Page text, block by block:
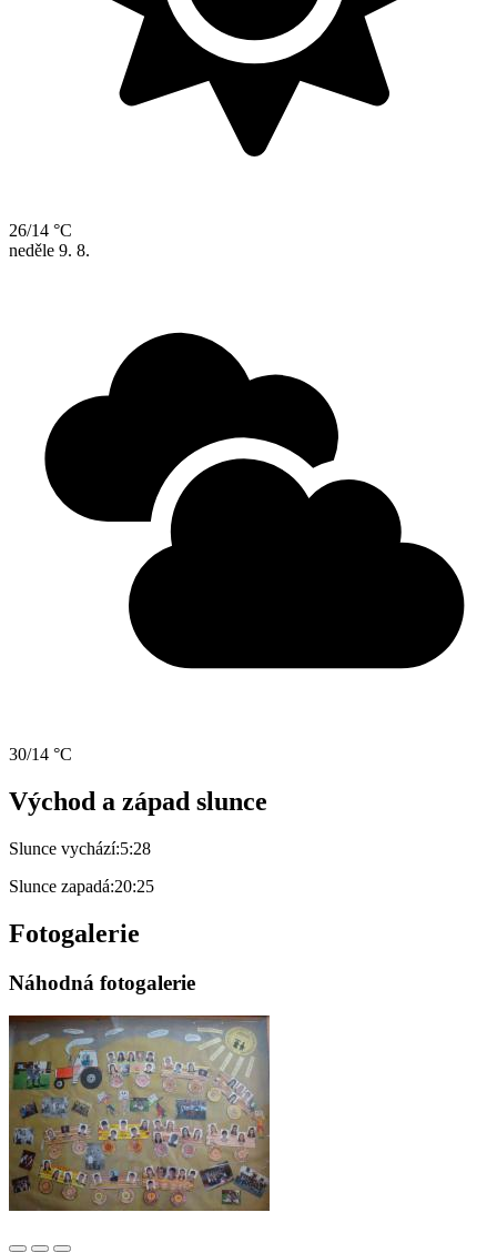
26/14 °C
neděle 9. 8.
30/14 °C
Východ a západ slunce
Slunce vychází:5:28
Slunce zapadá:20:25
Fotogalerie
Náhodná fotogalerie